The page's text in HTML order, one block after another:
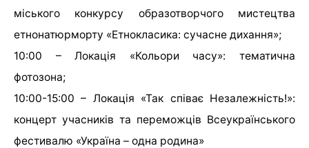
міського конкурсу образотворчого мистецтва
етнонатюрморту «Етнокласика: сучасне дихання»;
10:00 – Локація «Кольори часу»: тематична
фотозона;
10:00-15:00 – Локація «Так співає Незалежність!»:
концерт учасників та переможців Всеукраїнського
фестивалю «Україна – одна родина»